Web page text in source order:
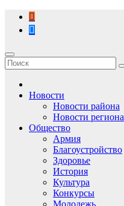
Перейти
содержимому
Новости
Новости района
Новости региона
Общество
Армия
Благоустройство
Здоровье
История
Культура
Конкурсы
Молодежь